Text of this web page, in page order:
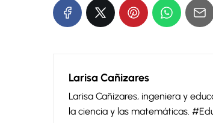
Larisa Cañizares
Larisa Cañizares, ingeniera y
la ciencia y las matemáticas.